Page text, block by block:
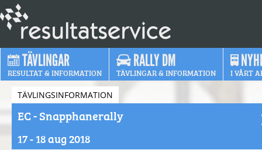
TÄVLINGAR
RESULTAT & INFORMATION
RALLY DM
TÄVLINGAR & INFORMATION I VÅRT
TÄVLINGSINFORMATION
EC - Snapphanerally
17 - 18 aug 2018